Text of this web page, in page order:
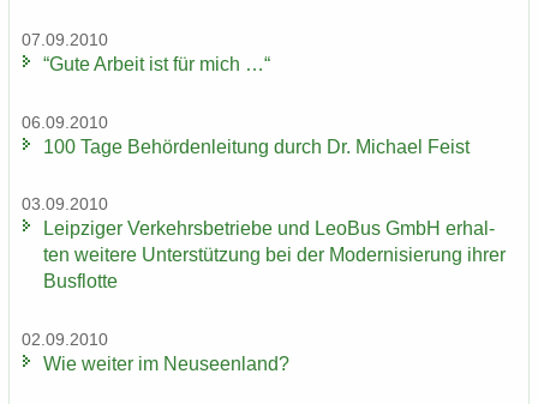
07.09.2010
“Gute Ar­beit ist für mich …“
06.09.2010
100 Tage Be­hör­den­lei­tung durch Dr. Mi­cha­el Feist
03.09.2010
Leip­zi­ger Ver­kehrs­be­trie­be und LeoBus GmbH er­hal­
ten wei­te­re Un­ter­stüt­zung bei der Mo­der­ni­sie­rung ihrer
Bus­flot­te
02.09.2010
Wie wei­ter im Neu­seen­land?